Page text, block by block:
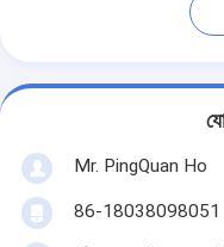
Mr. PingQuan Ho
86-18038098051